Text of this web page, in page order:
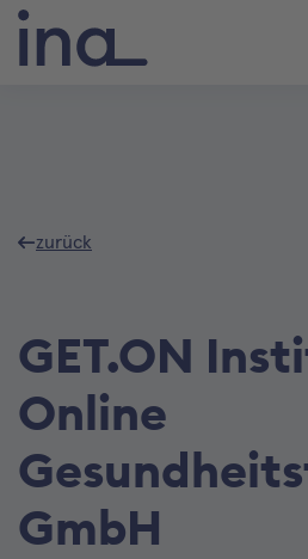
zurück
GET.ON
Online
GmbH